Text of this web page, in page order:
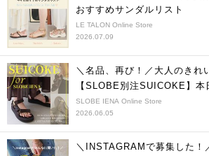
おすすめサンダルリスト
LE TALON Online Store
2026.07.09
＼名品、再び！／大人のきれ
【SLOBE別注SUICOKE】本
SLOBE IENA Online Store
2026.06.05
＼INSTAGRAMで募集した！